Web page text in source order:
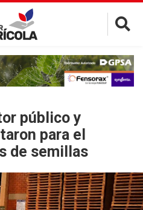
×
público y
para el
de semillas